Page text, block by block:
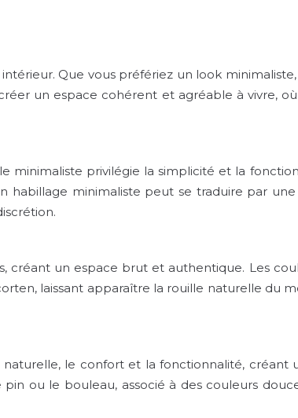
Que vous préfériez un look
un espace cohérent et agréable à vivre,
minimaliste privilégie la simplicité et la
habillage minimaliste peut se traduire par
créant un espace brut et authentique. Les
laissant apparaître la rouille naturelle du
le confort et la fonctionnalité, créant
ou le bouleau, associé à des couleurs